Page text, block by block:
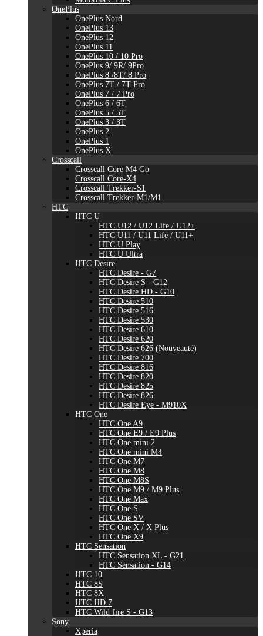
OnePlus
OnePlus Nord
OnePlus 13
OnePlus 12
OnePlus 11
OnePlus 10 / 10 Pro
OnePlus 9/ 9R/ 9Pro
OnePlus 8 /8T/ 8 Pro
OnePlus 7T / 7T Pro
OnePlus 7 / 7 Pro
OnePlus 6 / 6T
OnePlus 5 / 5T
OnePlus 3 / 3T
OnePlus 2
OnePlus 1
OnePlus X
Crosscall
Crosscall Core M4 Go
Crosscall Core-X4
Crosscall Trekker-S1
Crosscall Trekker-M1/M1
HTC
HTC U
HTC U12 / U12 Life / U12+
HTC U11 / U11 Life / U11+
HTC U Play
HTC U Ultra
HTC Desire
HTC Desire - G7
HTC Desire S - G12
HTC Desire HD - G10
HTC Desire 510
HTC Desire 516
HTC Desire 530
HTC Desire 610
HTC Desire 620
HTC Desire 626 (Nouveauté)
HTC Desire 700
HTC Desire 816
HTC Desire 820
HTC Desire 825
HTC Desire 826
HTC Desire Eye - M910X
HTC One
HTC One A9
HTC One E9 / E9 Plus
HTC One mini 2
HTC One mini M4
HTC One M7
HTC One M8
HTC One M8S
HTC One M9 / M9 Plus
HTC One Max
HTC One S
HTC One SV
HTC One X / X Plus
HTC One X9
HTC Sensation
HTC Sensation XL - G21
HTC Sensation - G14
HTC 10
HTC 8S
HTC 8X
HTC HD 7
HTC Wild fire S - G13
Sony
Xperia